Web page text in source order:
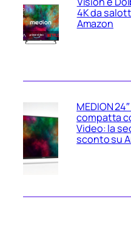
4K da
Amazon
MEDION
compatta
Video: la
sconto su